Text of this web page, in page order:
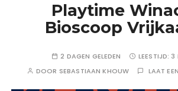
Playtime
Bioscoop
2 DAGEN GELEDEN LEESTIJD: 3
DOOR SEBASTIAAN KHOUW LAAT